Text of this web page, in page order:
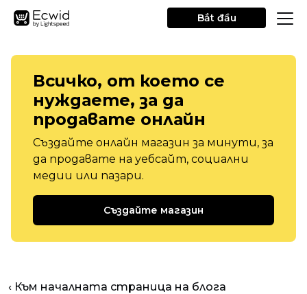
Bắt đầu
Всичко, от което се
нуждаете, за да
продавате онлайн
Създайте онлайн магазин за минути, за
да продавате на уебсайт, социални
медии или пазари.
Създайте магазин
‹ Към началната страница на блога